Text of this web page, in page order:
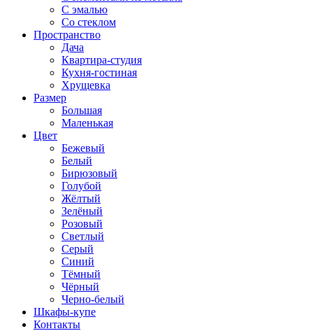
С эмалью
Со стеклом
Пространство
Дача
Квартира-студия
Кухня-гостиная
Хрущевка
Размер
Большая
Маленькая
Цвет
Бежевый
Белый
Бирюзовый
Голубой
Жёлтый
Зелёный
Розовый
Светлый
Серый
Синий
Тёмный
Чёрный
Черно-белый
Шкафы-купе
Контакты